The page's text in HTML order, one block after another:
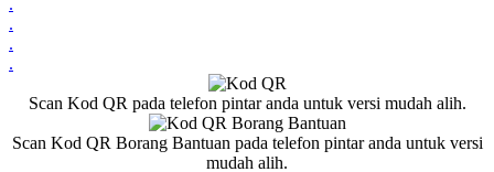
.
.
.
.
Scan Kod QR pada telefon pintar anda untuk versi mudah alih.
Scan Kod QR Borang Bantuan pada telefon pintar anda untuk versi
mudah alih.